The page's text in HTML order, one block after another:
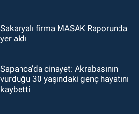
Sakaryalı firma MASAK Raporunda
yer aldı
Sapanca'da cinayet: Akrabasının
vurduğu 30 yaşındaki genç hayatını
kaybetti